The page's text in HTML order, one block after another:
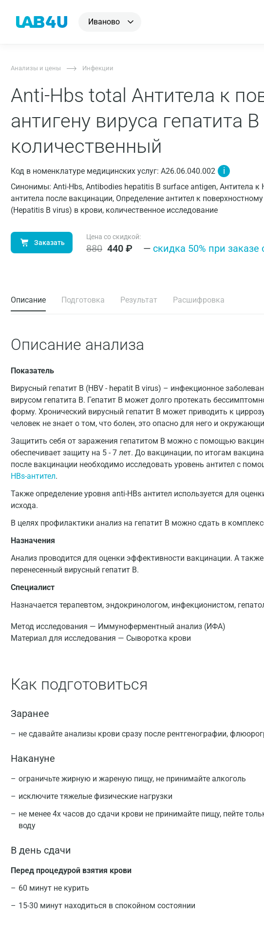
Иваново
Анализы и цены Инфекции
Anti-Hbs total Антитела к
антигену вируса гепатита
количественный
Код в номенклатуре медицинских услуг: A26.06.040.002 i
Синонимы: Anti-Hbs, Antibodies hepatitis B surface antigen, Антитела к
антитела после вакцинации, Определение антител к
(Hepatitis B virus) в крови, количественное исследование
Заказать
Цена со скидкой:
880 440 ₽ — cкидка 50% при заказе
Описание Подготовка Результат Расшифровка
Описание анализа
Показатель
Вирусный гепатит В (HBV - hepatit B virus) – инфекционное
вирусом гепатита В. Гепатит В может долго протекать
форму. Хронический вирусный гепатит В может приводить к
человек не знает о том, что болен, это опасно для него и
Защитить себя от заражения гепатитом В можно с помощью
обеспечивает защиту на 5 - 7 лет. До вакцинации, по итогам
после вакцинации необходимо исследовать уровень антител с
HBs-антител.
Также определение уровня anti-HBs антител используется для
исхода.
В целях профилактики анализ на гепатит В можно сдать в
Назначения
Анализ проводится для оценки эффективности вакцинации. А
перенесенный вирусный гепатит В.
Специалист
Назначается терапевтом, эндокринологом, инфекционистом,
Метод исследования — Иммуноферментный анализ (ИФА)
Материал для исследования — Сыворотка крови
Как подготовиться
Заранее
не сдавайте анализы крови сразу после рентгенографии,
Накануне
ограничьте жирную и жареную пищу, не принимайте алкоголь
исключите тяжелые физические нагрузки
не менее 4х часов до сдачи крови не принимайте пищу, пейте
воду
В день сдачи
Перед процедурой взятия крови
60 минут не курить
15-30 минут находиться в спокойном состоянии